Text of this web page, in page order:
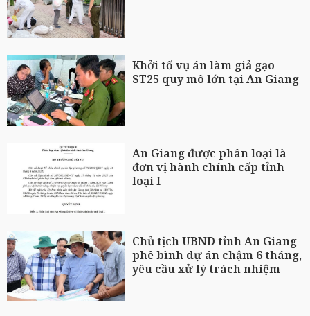
Khởi tố vụ án làm giả gạo
ST25 quy mô lớn tại An Giang
An Giang được phân loại là
đơn vị hành chính cấp tỉnh
loại I
Chủ tịch UBND tỉnh An Giang
phê bình dự án chậm 6 tháng,
yêu cầu xử lý trách nhiệm